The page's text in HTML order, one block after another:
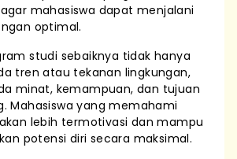
mahasiswa dapat menjalani
optimal.
studi sebaiknya tidak hanya
tren atau tekanan lingkungan,
minat, kemampuan, dan tujuan
Mahasiswa yang memahami
lebih termotivasi dan mampu
potensi diri secara maksimal.